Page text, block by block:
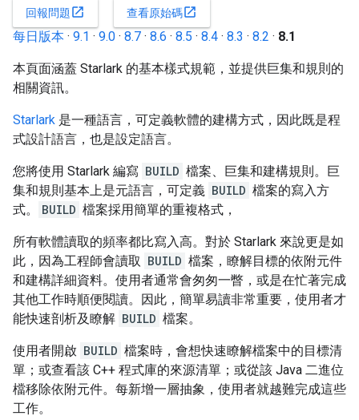
回報問題open_in_new 查看原始碼open_in_new
每日版本 · 9.1 · 9.0 · 8.7 · 8.6 · 8.5 · 8.4 · 8.3 · 8.2 · 8.1
本頁面涵蓋 Starlark 的基本樣式規範，並提供巨集和規則的
相關資訊。
Starlark 是一種語言，可定義軟體的建構方式，因此既是程
式設計語言，也是設定語言。
您將使用 Starlark 編寫 BUILD 檔案、巨集和建構規則。巨
集和規則基本上是元語言，可定義 BUILD 檔案的寫入方
式。
BUILD 檔案採用簡單的重複格式，
所有軟體讀取的頻率都比寫入高。對於 Starlark 來說更是如
此，因為工程師會讀取 BUILD 檔案，瞭解目標的依附元件
和建構詳細資料。使用者通常會匆匆一瞥，或是在忙著完成
其他工作時順便閱讀。因此，簡單易讀非常重要，使用者才
能快速剖析及瞭解 BUILD 檔案。
使用者開啟 BUILD 檔案時，會想快速瞭解檔案中的目標清
單；或查看該 C++ 程式庫的來源清單；或從該 Java 二進位
檔移除依附元件。每新增一層抽象，使用者就越難完成這些
工作。